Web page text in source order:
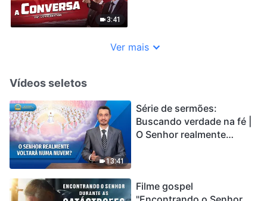
3:41
Ver mais
Vídeos seletos
13:41
Série de sermões:
Buscando verdade na fé |
O Senhor realmente
Filme gospel